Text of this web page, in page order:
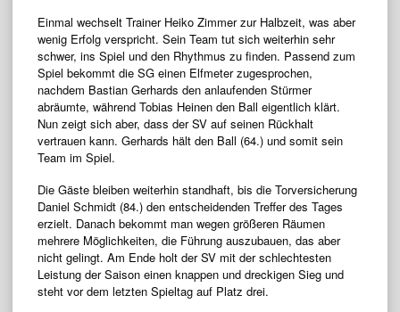
Einmal wechselt Trainer Heiko Zimmer zur Halbzeit, was aber
wenig Erfolg verspricht. Sein Team tut sich weiterhin sehr
schwer, ins Spiel und den Rhythmus zu finden. Passend zum
Spiel bekommt die SG einen Elfmeter zugesprochen,
nachdem Bastian Gerhards den anlaufenden Stürmer
abräumte, während Tobias Heinen den Ball eigentlich klärt.
Nun zeigt sich aber, dass der SV auf seinen Rückhalt
vertrauen kann. Gerhards hält den Ball (64.) und somit sein
Team im Spiel.
Die Gäste bleiben weiterhin standhaft, bis die Torversicherung
Daniel Schmidt (84.) den entscheidenden Treffer des Tages
erzielt. Danach bekommt man wegen größeren Räumen
mehrere Möglichkeiten, die Führung auszubauen, das aber
nicht gelingt. Am Ende holt der SV mit der schlechtesten
Leistung der Saison einen knappen und dreckigen Sieg und
steht vor dem letzten Spieltag auf Platz drei.